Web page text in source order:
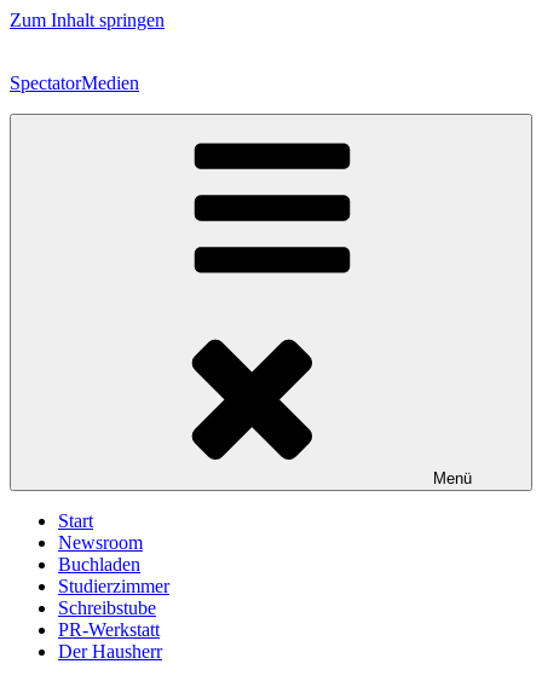
Zum Inhalt springen
SpectatorMedien
Menü
Start
Newsroom
Buchladen
Studierzimmer
Schreibstube
PR-Werkstatt
Der Hausherr